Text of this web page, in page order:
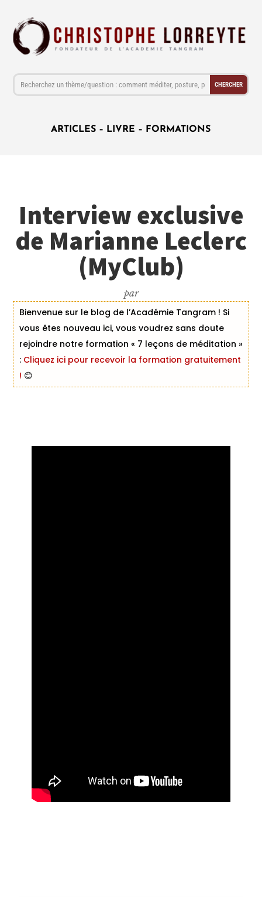
ARTICLES – LIVRE – FORMATIONS
Interview exclusive
de Marianne Leclerc
(MyClub)
par
Bienvenue sur le blog de l’Académie Tangram ! Si
vous êtes nouveau ici, vous voudrez sans doute
rejoindre notre formation « 7 leçons de méditation »
:Cliquez ici pour recevoir la formation gratuitement
! 😊